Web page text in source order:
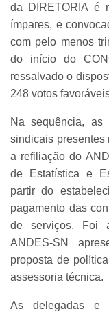
da DIRETORIA é
ímpares, e
com pelo menos
do início do
ressalvado o
248 votos
Na sequência,
sindicais presentes
a refiliação do
de Estatística e
partir do
pagamento das
de serviços. Foi
ANDES-SN
proposta de
assessoria técnica.
As delegadas e